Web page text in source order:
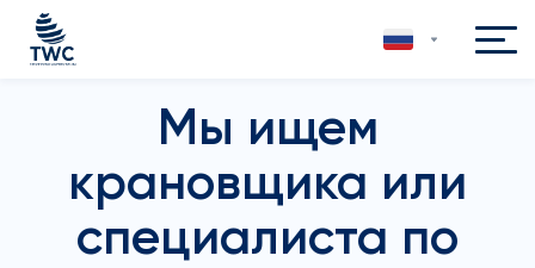
Мы ищем
крановщика или
специалиста по